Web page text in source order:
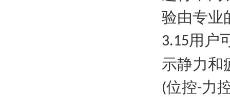
验由专业
3.15用户
示静力和
(位控-力